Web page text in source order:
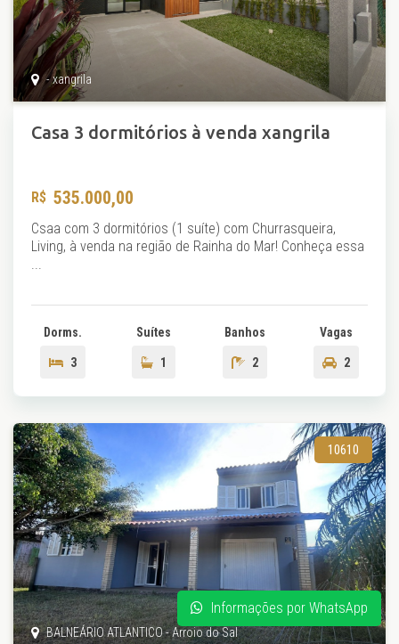
- xangrila
Casa 3 dormitórios à venda xangrila
535.000,00
Csaa com 3 dormitórios (1 suíte) com Churrasqueira,
Living, à venda na região de Rainha do Mar! Conheça essa
...
Dorms.
3
Suítes
1
Banhos
2
Vagas
2
10610
BALNEÁRIO ATLANTICO - Arroio do Sal
Informações por WhatsApp